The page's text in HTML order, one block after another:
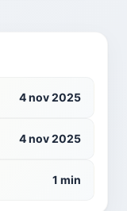
4 nov 2025
4 nov 2025
1 min